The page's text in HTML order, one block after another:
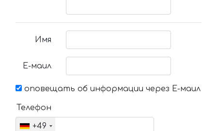
Имя
Е-маил
оповещать об информации через Е-маил
Телефон
+49